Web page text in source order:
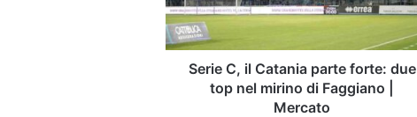
due
top
nel
mirinoSerie C, il Catania parte forte: due
top nel mirino di Faggiano |
Mercato